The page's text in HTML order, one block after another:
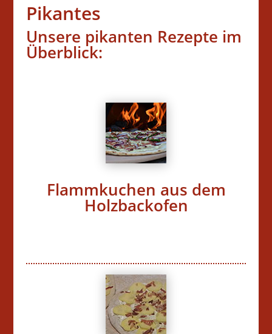
Pikantes
Unsere pikanten Rezepte im
Überblick:
Flammkuchen aus dem
Holzbackofen